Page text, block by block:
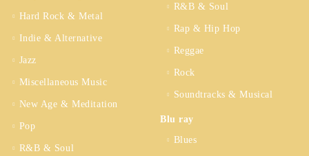
Hard Rock & Metal
Indie & Alternative
Jazz
Miscellaneous Music
New Age & Meditation
Pop
R&B & Soul
R&B & Soul
Rap & Hip Hop
Reggae
Rock
Soundtracks & Musical
Blu ray
Blues